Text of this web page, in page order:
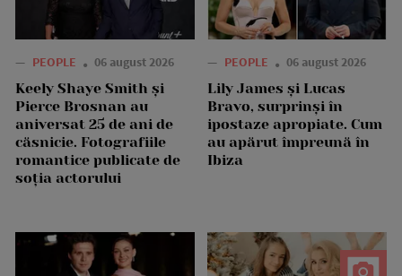
— PEOPLE 06 august 2026
Keely Shaye Smith și
Pierce Brosnan au
aniversat 25 de ani de
căsnicie. Fotografiile
romantice publicate de
soția actorului
— PEOPLE 06 august 2026
Lily James și Lucas
Bravo, surprinși în
ipostaze apropiate. Cum
au apărut împreună în
Ibiza